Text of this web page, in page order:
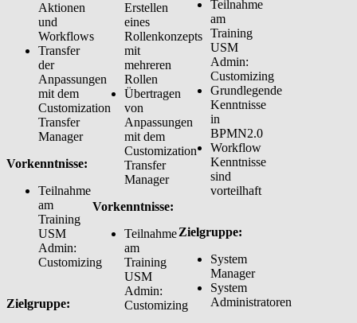
Aktionen
und
Workflows
Transfer
der
Anpassungen
mit dem
Customization
Transfer
Manager
Vorkenntnisse:
Teilnahme
am
Training
USM
Admin:
Customizing
Zielgruppe:
Erstellen
eines
Rollenkonzepts
mit
mehreren
Rollen
Übertragen
von
Anpassungen
mit dem
Customization
Transfer
Manager
Vorkenntnisse:
Teilnahme
am
Training
USM
Admin:
Customizing
Teilnahme
am
Training
USM
Admin:
Customizing
Grundlegende
Kenntnisse
in
BPMN2.0
Workflow
Kenntnisse
sind
vorteilhaft
Zielgruppe:
System
Manager
System
Administratoren